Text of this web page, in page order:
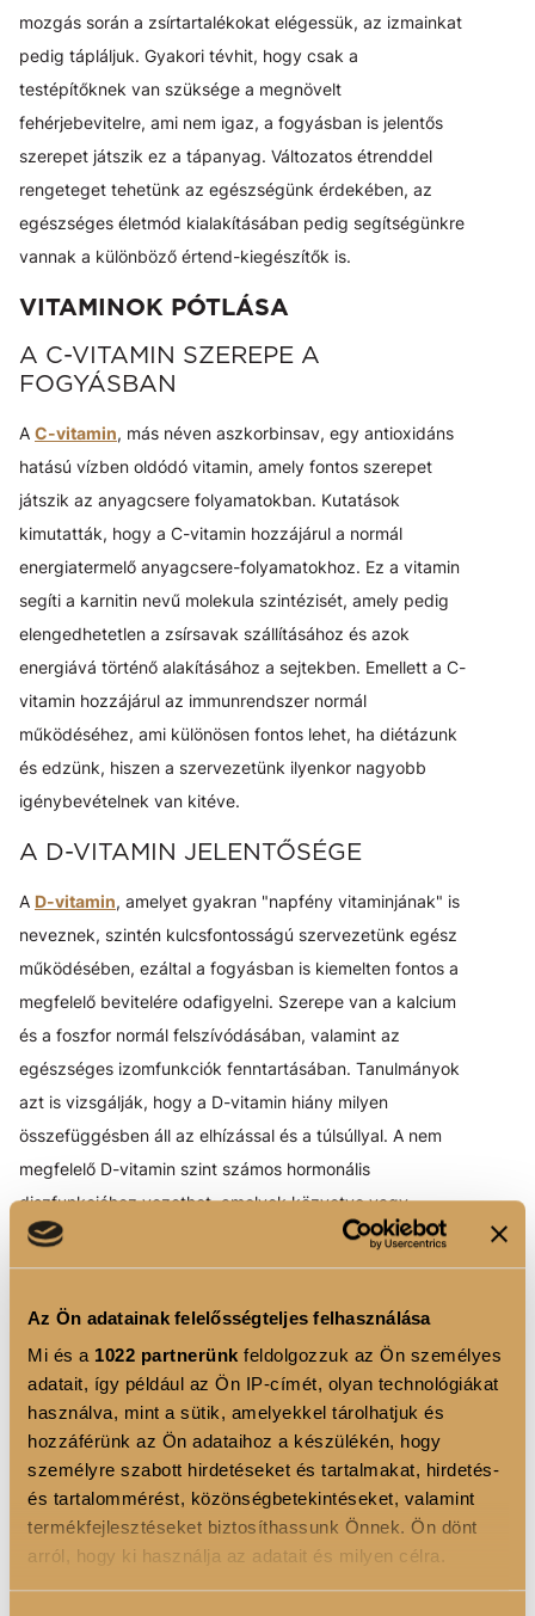
Az Ön adatainak felelősségteljes felhasználása
Mi és a 1022 partnerünk feldolgozzuk az Ön személyes
adatait, így például az Ön IP-címét, olyan technológiákat
használva, mint a sütik, amelyekkel tárolhatjuk és
hozzáférünk az Ön adataihoz a készülékén, hogy
személyre szabott hirdetéseket és tartalmakat, hirdetés-
és tartalommérést, közönségbetekintéseket, valamint
termékfejlesztéseket biztosíthassunk Önnek. Ön dönt
arról, hogy ki használja az adatait és milyen célra.
mozgás során a zsírtartalékokat elégessük, az izmainkat
pedig tápláljuk. Gyakori tévhit, hogy csak a
testépítőknek van szüksége a megnövelt
fehérjebevitelre, ami nem igaz, a fogyásban is jelentős
szerepet játszik ez a tápanyag. Változatos étrenddel
rengeteget tehetünk az egészségünk érdekében, az
egészséges életmód kialakításában pedig segítségünkre
vannak a különböző értend-kiegészítők is.
VITAMINOK PÓTLÁSA
A C-VITAMIN SZEREPE A
FOGYÁSBAN
A C-vitamin, más néven aszkorbinsav, egy antioxidáns
hatású vízben oldódó vitamin, amely fontos szerepet
játszik az anyagcsere folyamatokban. Kutatások
kimutatták, hogy a C-vitamin hozzájárul a normál
energiatermelő anyagcsere-folyamatokhoz. Ez a vitamin
segíti a karnitin nevű molekula szintézisét, amely pedig
elengedhetetlen a zsírsavak szállításához és azok
energiává történő alakításához a sejtekben. Emellett a C-
vitamin hozzájárul az immunrendszer normál
működéséhez, ami különösen fontos lehet, ha diétázunk
és edzünk, hiszen a szervezetünk ilyenkor nagyobb
igénybevételnek van kitéve.
A D-VITAMIN JELENTŐSÉGE
A D-vitamin, amelyet gyakran "napfény vitaminjának" is
neveznek, szintén kulcsfontosságú szervezetünk egész
működésében, ezáltal a fogyásban is kiemelten fontos a
megfelelő bevitelére odafigyelni. Szerepe van a kalcium
és a foszfor normál felszívódásában, valamint az
egészséges izomfunkciók fenntartásában. Tanulmányok
azt is vizsgálják, hogy a D-vitamin hiány milyen
összefüggésben áll az elhízással és a túlsúllyal. A nem
megfelelő D-vitamin szint számos hormonális
diszfunkcióhoz vezethet, amelyek közvetve vagy
közvetlenül befolyásolhatják az étvágyat. Tehát a
hormonális egyensúly fenntartása érdekében is fontos a
A legfontosabb vitaminok mind megtalálhatók aDaily
Multivitamin kapszulában, ami összesen 24 értékes,
aktív hatóanyagot tartalmaz.
EGYÉB HASZNOS KIEGÉSZÍTŐK:
SZUPERÉLELMISZEREK
Aszuperélelmiszereknagy mikrotápanyag sűrűségű